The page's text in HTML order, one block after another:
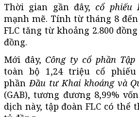
Thời gian gần đây,cổ phiếu
mạnh mẽ. Tính từ tháng 8
FLC tăng từ khoảng 2.800
đồng.
Mới đây, Công ty cổ phần Tập
toàn bộ 1,24 triệu cổ
phầnĐầu tư Khai khoáng và
(GAB), tương đương 8,99%
dịch này, tập đoàn FLC có thể